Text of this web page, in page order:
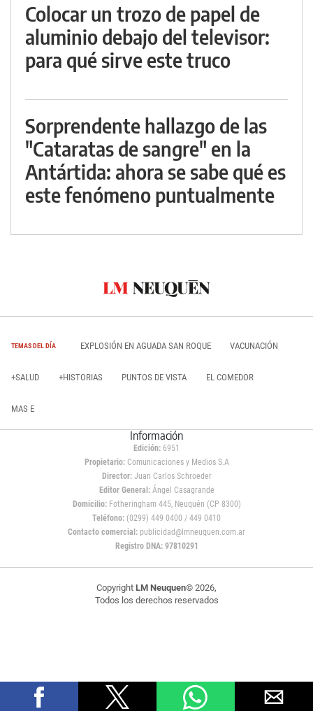
Colocar un trozo de papel de
aluminio debajo del televisor:
para qué sirve este truco
Sorprendente hallazgo de las
"Cataratas de sangre" en la
Antártida: ahora se sabe qué es
este fenómeno puntualmente
TEMAS DEL DÍA EXPLOSIÓN EN AGUADA SAN ROQUE VACUNACIÓN
+SALUD +HISTORIAS PUNTOS DE VISTA EL COMEDOR
MAS E
Información
Edición: 6951
Propietario:Comunicaciones y Medios S.A
Director: Juan Carlos Schroeder
Editor General:Ángel Casagrande
Domicilio:Fotheringham 445, Neuquén (CP 8300)
Teléfono: (0299) 449 0400 / 449 0410
Contacto comercial: publicidad@lmneuquen.com.ar
Registro DNA: 97810291
Copyright LM Neuquen© 2026,
Todos los derechos reservados